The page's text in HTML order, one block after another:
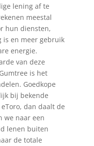
lening af te
meestal
hun diensten,
is en meer gebruik
energie.
van deze
is het
Goedkope
bij bekende
dan daalt de
we naar een
lenen buiten
de totale